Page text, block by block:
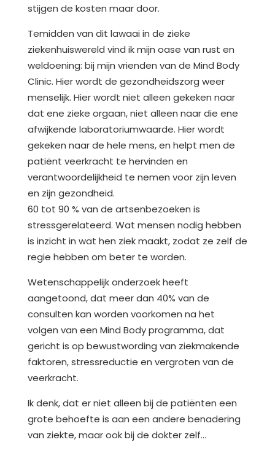
stijgen de kosten maar door.
Temidden van dit lawaai in de zieke
ziekenhuiswereld vind ik mijn oase van rust en
weldoening: bij mijn vrienden van de Mind Body
Clinic. Hier wordt de gezondheidszorg weer
menselijk. Hier wordt niet alleen gekeken naar
dat ene zieke orgaan, niet alleen naar die ene
afwijkende laboratoriumwaarde. Hier wordt
gekeken naar de hele mens, en helpt men de
patiënt veerkracht te hervinden en
verantwoordelijkheid te nemen voor zijn leven
en zijn gezondheid.
60 tot 90 % van de artsenbezoeken is
stressgerelateerd. Wat mensen nodig hebben
is inzicht in wat hen ziek maakt, zodat ze zelf de
regie hebben om beter te worden.
Wetenschappelijk onderzoek heeft
aangetoond, dat meer dan 40% van de
consulten kan worden voorkomen na het
volgen van een Mind Body programma, dat
gericht is op bewustwording van ziekmakende
faktoren, stressreductie en vergroten van de
veerkracht.
Ik denk, dat er niet alleen bij de patiënten een
grote behoefte is aan een andere benadering
van ziekte, maar ook bij de dokter zelf…